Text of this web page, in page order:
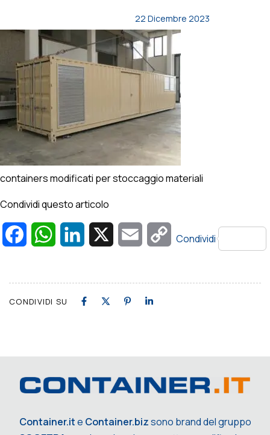
22 Dicembre 2023
containers modificati per stoccaggio materiali
Condividi questo articolo
FacebookWhatsAppLinkedIn Email
Copy
Condividi
CONDIVIDI SU
Container.ite Container.bizsono brand del gruppo